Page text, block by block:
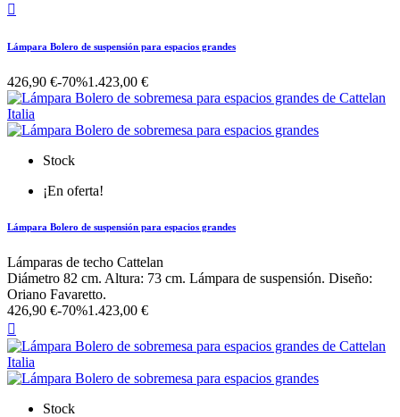

Lámpara Bolero de suspensión para espacios grandes
426,90 €-70%1.423,00 €
Stock
¡En oferta!
Lámpara Bolero de suspensión para espacios grandes
Lámparas de techo Cattelan
Diámetro 82 cm. Altura: 73 cm. Lámpara de suspensión. Diseño:
Oriano Favaretto.
426,90 €-70%1.423,00 €

Stock